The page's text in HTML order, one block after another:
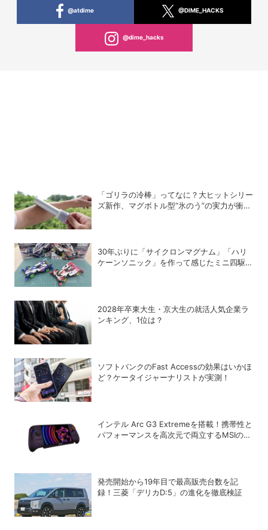
@atdime @DIME_HACKS
@dime_hacks
「ゴリラの冷棒」ってなに？大ヒットシリー
ズ新作、マグボトル型“氷のう”の実力が衝撃
30年ぶりに「サイクロンマグナム」「ハリ
ケーンソニック」を作って感じたミニ四駆の
2028年卒東大生・京大生の就活人気企業ラ
ンキング、1位は？
ソフトバンクのFast Accessの効果はいかほ
ど？ケータイジャーナリストが実測！
インテル Arc G3 Extremeを搭載！携帯性と
パフォーマンスを高次元で両立するMSIの8
発売開始から19年目で最高販売台数を記
録！三菱「デリカD:5」の進化を徹底検証